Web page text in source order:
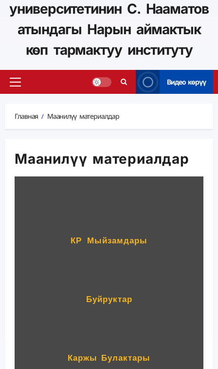
университетинин С. Нааматов
атындагы Нарын аймактык
көп тармактуу институту
Видео көрүү
Главная Маанилүү материалдар
Маанилүү материалдар
КР Мыйзамдары
Буйруктар
Каржы Булактары